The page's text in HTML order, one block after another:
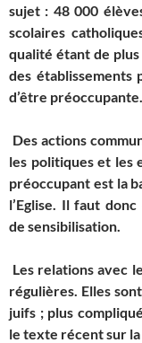
sujet : 48 000
scolaires
qualité étant de
des établissements
d’être préoccupante.
Des actions
les politiques et les
préoccupant est la
l’Eglise. Il faut
de sensibilisation.
Les relations avec
régulières. Elles
juifs ; plus
le texte récent sur la